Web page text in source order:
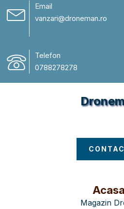
Email
vanzari@droneman.ro
Telefon
0788278278
Acasa
Magazin